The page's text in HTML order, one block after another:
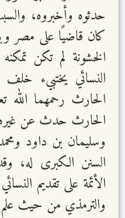
حدثوه وأخبروه،
كان قاضيًا على مصر
الخشونة لم تكن
النسائي يختبيء
الحارث رحمهما
الحارث حدث عن غيره
وسليمان بن داود
السنن الكبرى له،
الأئمة على تقديم
والترمذي من حيث علم